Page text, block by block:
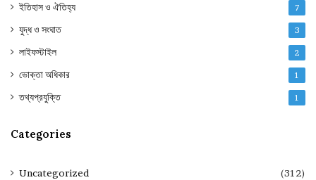
ইতিহাস ও ঐতিহ্য 7
যুদ্ধ ও সংঘাত 3
লাইফস্টাইল 2
ভোক্তা অধিকার 1
তথ্যপ্রযুক্তি 1
Categories
Uncategorized (312)